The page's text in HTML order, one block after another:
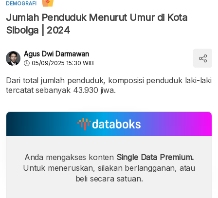
DEMOGRAFI
Jumlah Penduduk Menurut Umur di Kota
Sibolga | 2024
Agus Dwi Darmawan
05/09/2025 15:30 WIB
Dari total jumlah penduduk, komposisi penduduk laki-laki
tercatat sebanyak 43.930 jiwa.
Anda mengakses konten Single Data Premium.
Untuk meneruskan, silakan berlangganan, atau
beli secara satuan.